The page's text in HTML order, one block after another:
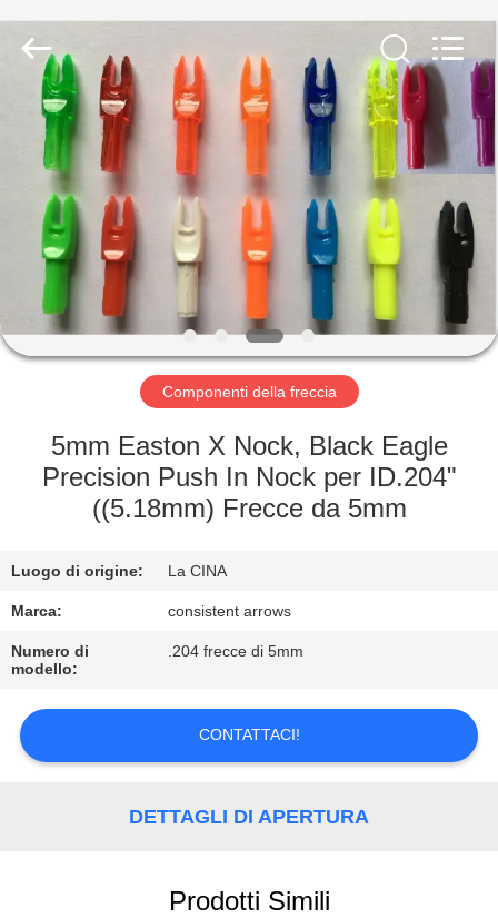
CASA
PRODOTTI
CIRCA
NOI
GIRO
FABBRICA
CONTROLLO
QUALITÀ
CONTATTICI
RICHIEDA
UNA
2026
Arrows.
Reserved.
Componenti della freccia
5mm Easton X Nock, Black Eagle
Precision Push In Nock per ID.204"
((5.18mm) Frecce da 5mm
Luogo di origine: La CINA
Marca: consistent arrows
Numero di
modello:
.204 frecce di 5mm
CONTATTACI!
DETTAGLI DI APERTURA
Prodotti Simili